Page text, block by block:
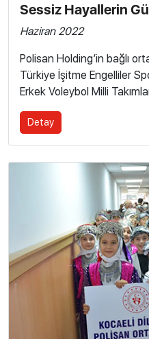
Sessiz Hayallerin
Haziran 2022
Polisan Holding’in bağlı
Türkiye İşitme Engelliler
Erkek Voleybol Milli
Detay